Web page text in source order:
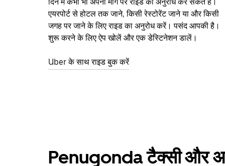
एयरपोर्ट से होटल तक जाने, किसी रेस्टोरेंट जाने या और किसी
जगह पर जाने के लिए राइड का अनुरोध करें। पसंद आपकी है।
शुरू करने के लिए ऐप खोलें और एक डेस्टिनेशन डालें।
Uber के साथ राइड बुक करें
Penugonda टैक्सी और